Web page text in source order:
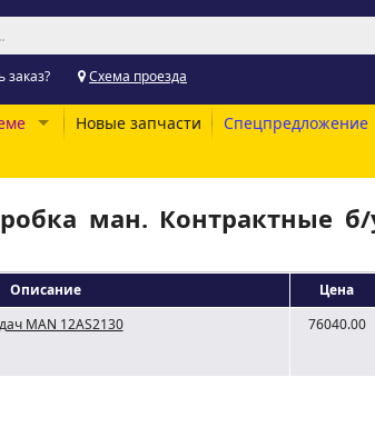
заказ? Схема проезда
Новые запчасти Спецпредложение
ман. Контрактные
Описание Цена
MAN 12AS2130
76040.00